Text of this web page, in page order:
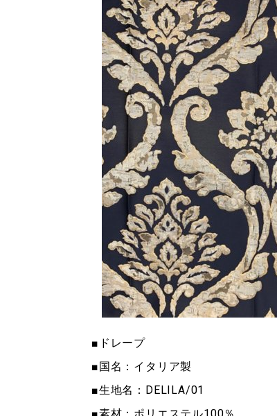
■ドレープ
■国名：イタリア製
■生地名：DELILA/01